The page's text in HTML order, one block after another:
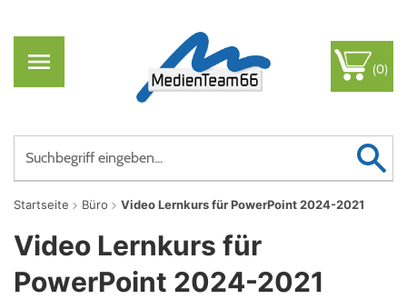
(0)
Startseite Büro Video Lernkurs für PowerPoint 2024-2021
Video Lernkurs für
PowerPoint 2024-2021